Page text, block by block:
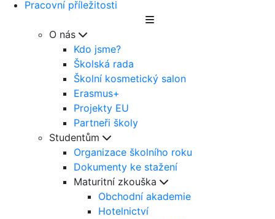
Pracovní příležitosti
O nás
Kdo jsme?
Školská rada
Školní kosmetický salon
Erasmus+
Projekty EU
Partneři školy
Studentům
Organizace školního roku
Dokumenty ke stažení
Maturitní zkouška
Obchodní akademie
Hotelnictví